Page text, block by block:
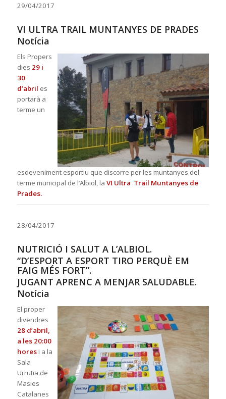
29/04/2017
VI ULTRA TRAIL MUNTANYES DE PRADES
Notícia
Els Propers
dies 29 i
30
d’abril es
portarà a
terme un
esdeveniment esportiu que discorre per les muntanyes del
terme municipal de l’Albiol, la VI Ultra Trail Muntanyes de
Prades.
28/04/2017
NUTRICIÓ I SALUT A L’ALBIOL.
“D’ESPORT A ESPORT TIRO PERQUÈ EM
FAIG MÉS FORT”.
JUGANT APRENC A MENJAR SALUDABLE.
Notícia
El proper
divendres
28 d’abril,
a les 20:00
horesi a la
Sala
Urrutia de
Masies
Catalanes